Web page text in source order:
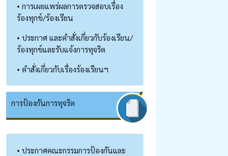
• การเผยแพร่ผลการตรวจสอบเรื่อง
ร้องทุกข์/ร้องเรียน
• ประกาศ และคำสั่งเกี่ยวกับร้องเรียน/
ร้องทุกข์และรับแจ้งการทุจริต
• คำสั่งเกี่ยวกับเรื่องร้องเรียนฯ
การป้องกันการทุจริต
• ประกาศคณะกรรมการป้องกันและ